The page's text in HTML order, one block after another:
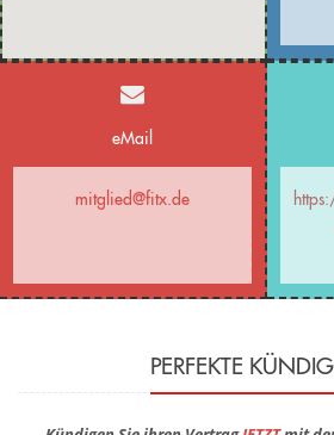
eMail
mitglied@fitx.de
PERFEKTE